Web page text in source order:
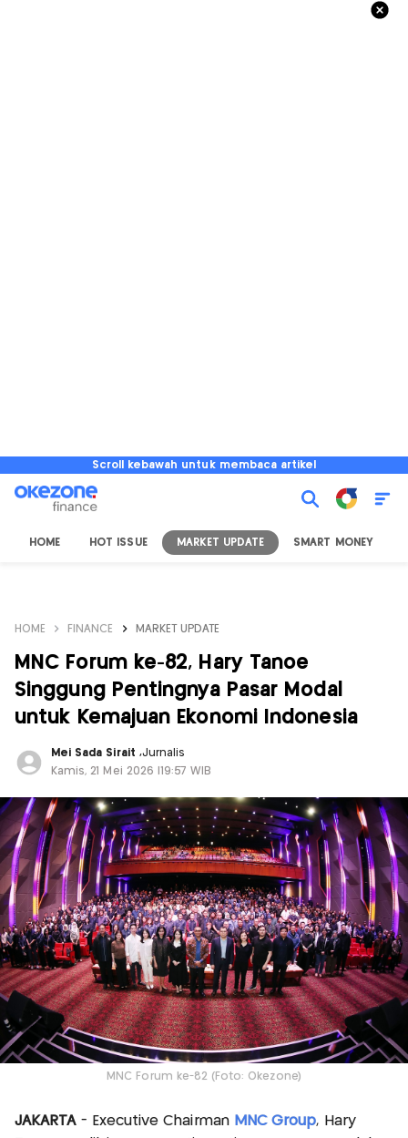
Scroll kebawah untuk membaca artikel
HOME HOT ISSUE MARKET UPDATE SMART MONEY
HOME FINANCE MARKET UPDATE
MNC Forum ke-82, Hary Tanoe
Singgung Pentingnya Pasar Modal
untuk Kemajuan Ekonomi Indonesia
Mei Sada Sirait ,Jurnalis
Kamis, 21 Mei 2026 |19:57 WIB
MNC Forum ke-82 (Foto: Okezone)
JAKARTA- Executive Chairman MNC Group, Hary